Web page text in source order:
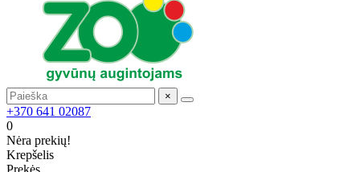
×
+370 641 02087
0
Nėra prekių!
Krepšelis
Prekės